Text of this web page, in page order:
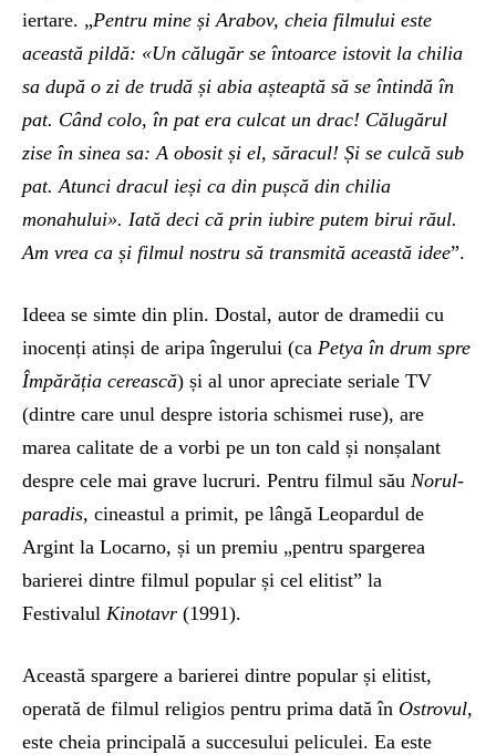
iertare. „Pentru mine și Arabov, cheia filmului este
această pildă: «Un călugăr se întoarce istovit la chilia
sa după o zi de trudă și abia așteaptă să se întindă în
pat. Când colo, în pat era culcat un drac! Călugărul
zise în sinea sa: A obosit și el, săracul! Și se culcă sub
pat. Atunci dracul ieși ca din pușcă din chilia
monahului». Iată deci că prin iubire putem birui răul.
Am vrea ca și filmul nostru să transmită această idee”.
Ideea se simte din plin. Dostal, autor de dramedii cu
inocenți atinși de aripa îngerului (ca Petya în drum spre
Împărăția cerească) și al unor apreciate seriale TV
(dintre care unul despre istoria schismei ruse), are
marea calitate de a vorbi pe un ton cald și nonșalant
despre cele mai grave lucruri. Pentru filmul său Norul-
paradis, cineastul a primit, pe lângă Leopardul de
Argint la Locarno, și un premiu „pentru spargerea
barierei dintre filmul popular și cel elitist” la
Festivalul Kinotavr (1991).
Această spargere a barierei dintre popular și elitist,
operată de filmul religios pentru prima dată în Ostrovul,
este cheia principală a succesului peliculei. Ea este